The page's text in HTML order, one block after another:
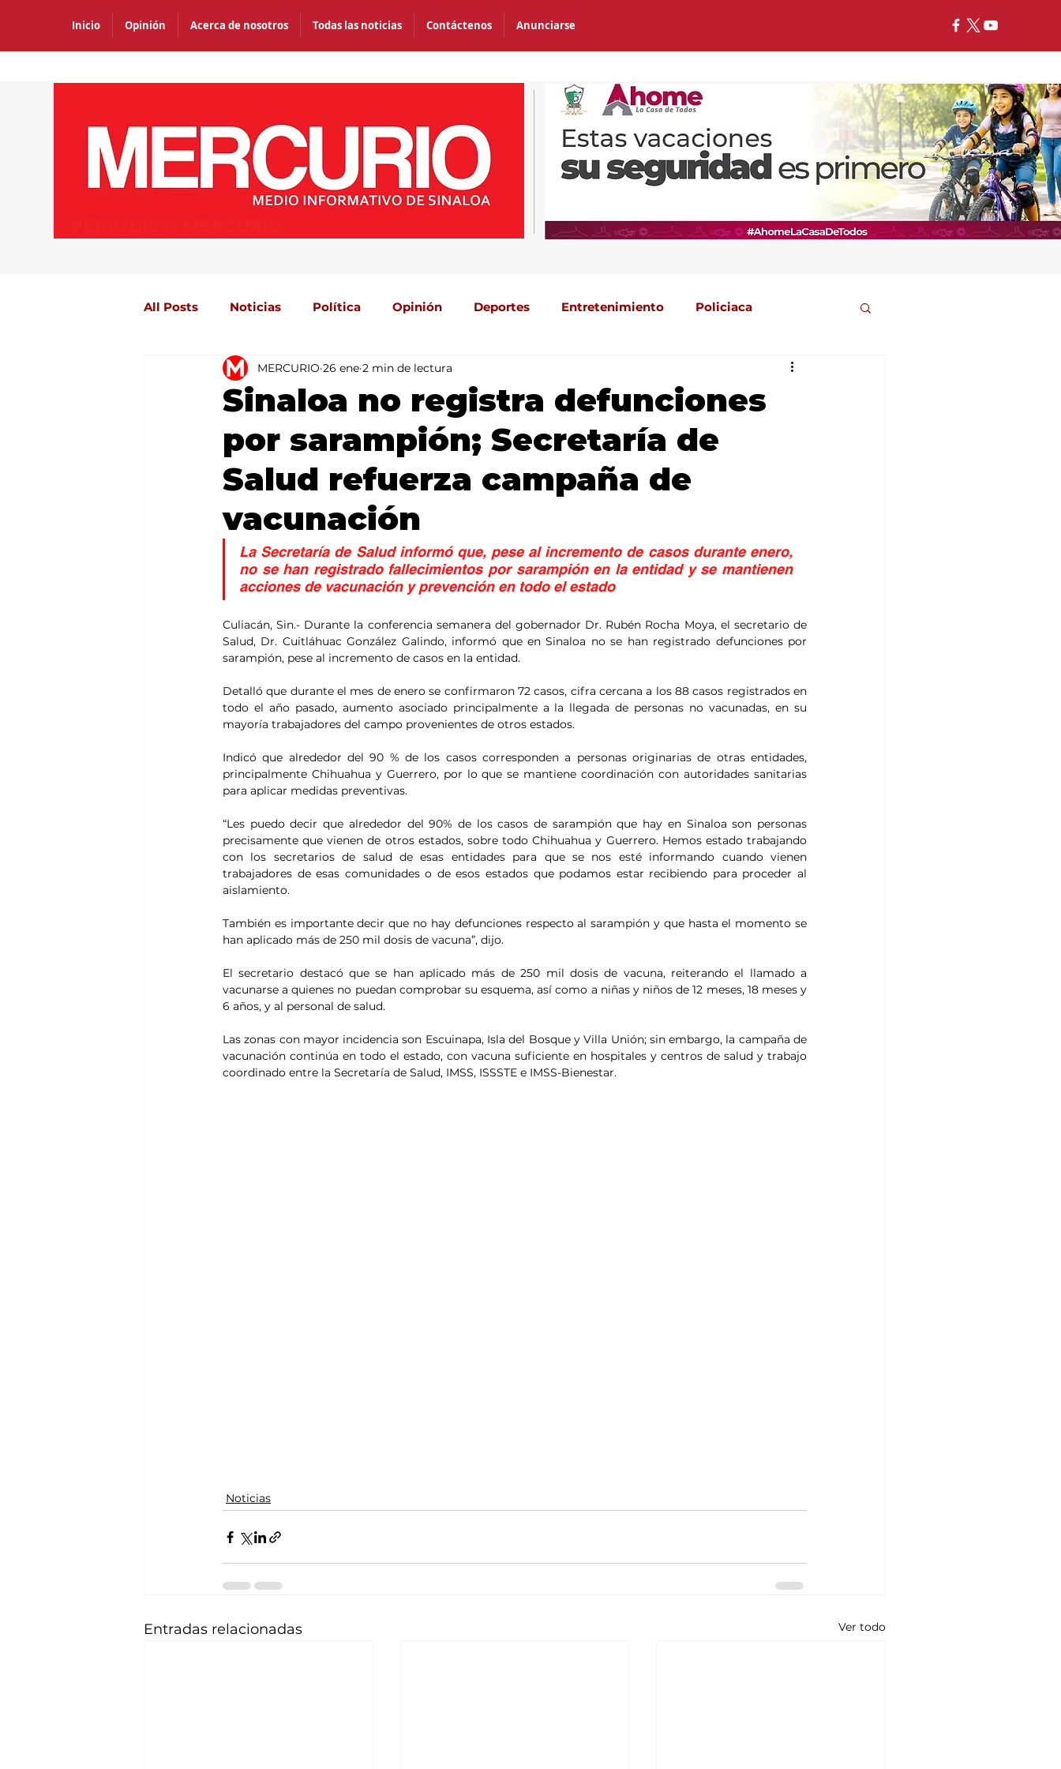
Inicio Opinión Acerca de nosotros Todas las noticias Contáctenos Anunciarse
All Posts Noticias Política Opinión Deportes Entretenimiento Policiaca
Agricultura México Mundo Portada 2
Sinaloa no registra defunciones
por sarampión; Secretaría de
Salud refuerza campaña de
vacunación
MERCURIO 26 ene 2 min de lectura
La Secretaría de Salud informó que, pese al incremento de casos durante enero,
no se han registrado fallecimientos por sarampión en la entidad y se mantienen
acciones de vacunación y prevención en todo el estado
Culiacán, Sin.- Durante la conferencia semanera del gobernador Dr. Rubén Rocha Moya, el secretario de
Salud, Dr. Cuitláhuac González Galindo, informó que en Sinaloa no se han registrado defunciones por
sarampión, pese al incremento de casos en la entidad.
Detalló que durante el mes de enero se confirmaron 72 casos, cifra cercana a los 88 casos registrados en
todo el año pasado, aumento asociado principalmente a la llegada de personas no vacunadas, en su
mayoría trabajadores del campo provenientes de otros estados.
Indicó que alrededor del 90 % de los casos corresponden a personas originarias de otras entidades,
principalmente Chihuahua y Guerrero, por lo que se mantiene coordinación con autoridades sanitarias
para aplicar medidas preventivas.
“Les puedo decir que alrededor del 90% de los casos de sarampión que hay en Sinaloa son personas
precisamente que vienen de otros estados, sobre todo Chihuahua y Guerrero. Hemos estado trabajando
con los secretarios de salud de esas entidades para que se nos esté informando cuando vienen
trabajadores de esas comunidades o de esos estados que podamos estar recibiendo para proceder al
aislamiento.
También es importante decir que no hay defunciones respecto al sarampión y que hasta el momento se
han aplicado más de 250 mil dosis de vacuna”, dijo.
El secretario destacó que se han aplicado más de 250 mil dosis de vacuna, reiterando el llamado a
vacunarse a quienes no puedan comprobar su esquema, así como a niñas y niños de 12 meses, 18 meses y
6 años, y al personal de salud.
Las zonas con mayor incidencia son Escuinapa, Isla del Bosque y Villa Unión; sin embargo, la campaña de
vacunación continúa en todo el estado, con vacuna suficiente en hospitales y centros de salud y trabajo
coordinado entre la Secretaría de Salud, IMSS, ISSSTE e IMSS-Bienestar.
Noticias
Entradas relacionadas Ver todo